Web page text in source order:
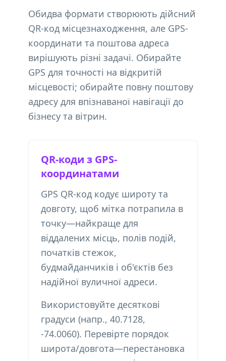
Обидва формати створюють дійсний
QR-код місцезнаходження, але GPS-
координати та поштова адреса
вирішують різні задачі. Обирайте
GPS для точності на відкритій
місцевості; обирайте повну поштову
адресу для впізнаваної навігації до
бізнесу та вітрин.
QR-коди з GPS-
координатами
GPS QR-код кодує широту та
довготу, щоб мітка потрапила в
точку—найкраще для
віддалених місць, полів подій,
початків стежок,
будмайданчиків і об'єктів без
надійної вуличної адреси.
Використовуйте десяткові
градуси (напр., 40.7128,
-74.0060). Перевірте порядок
широта/довгота—перестановка